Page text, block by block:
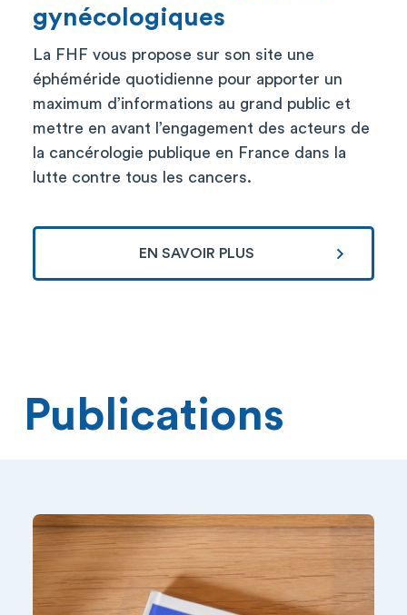
gynécologiques
La FHF vous propose sur son site une
éphéméride quotidienne pour apporter un
maximum d’informations au grand public et
mettre en avant l’engagement des acteurs de
la cancérologie publique en France dans la
lutte contre tous les cancers.
EN SAVOIR PLUS
Publications